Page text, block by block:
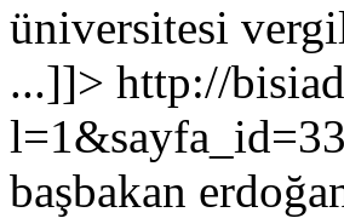
üniversitesi
...]]> http://
başbakan